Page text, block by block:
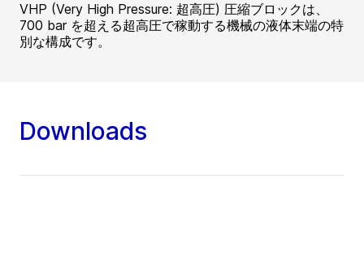
VHP (Very High Pressure: 超高圧) 圧縮ブロックは、
700 bar を超える超高圧で稼動する機械の液体末端の特
別な構成です。
Downloads